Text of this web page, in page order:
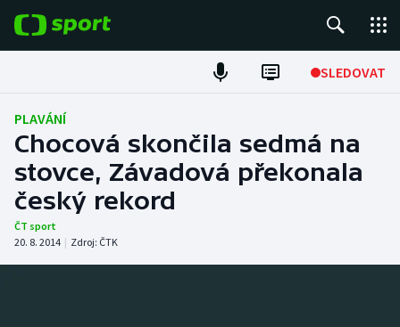
SLEDOVAT
Fotbal
Hokej
Tenis
Atletika
PLAVÁNÍ
Chocová skončila sedmá na
stovce, Závadová překonala
český rekord
ČT sport
20. 8. 2014 | Zdroj: ČTK